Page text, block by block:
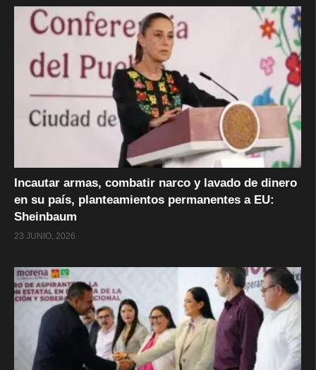
Incautar armas, combatir narco y lavado de dinero
en su país, planteamientos permanentes a EU:
Sheinbaum
23 JUNIO, 2026